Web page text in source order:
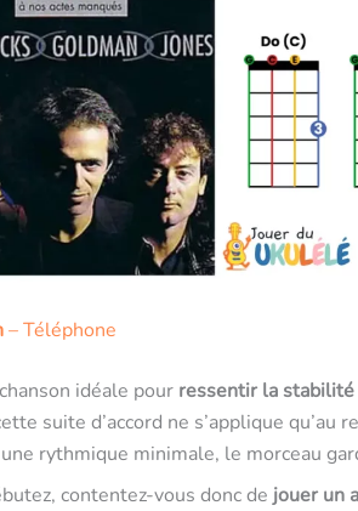
– Téléphone
idéale pour ressentir la
suite d’accord ne s’applique qu’au
rythmique minimale, le morceau
contentez-vous donc de jouer un